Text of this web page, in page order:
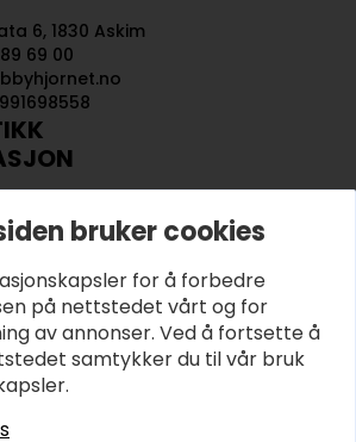
6, 1830 Askim
69 00
OG BETINGELSER
bruker cookies
for å forbedre
på nettstedet vårt og for
av annonser. Ved å fortsette å
samtykker du til vår bruk